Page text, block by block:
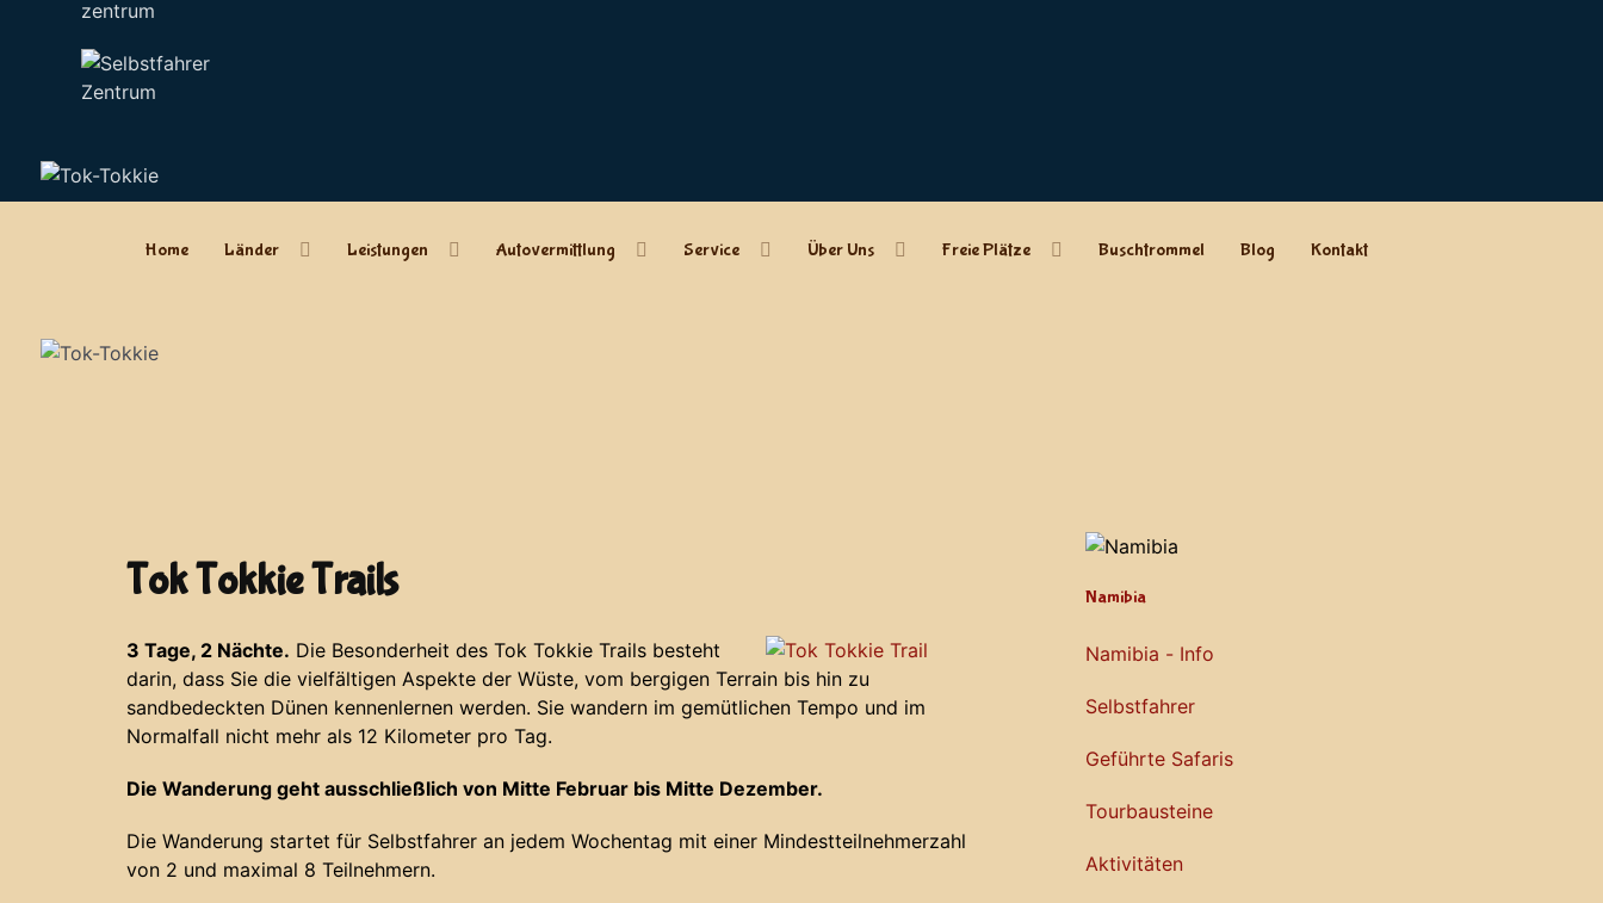
zentrum
Home Länder Leistungen Autovermittlung Service Über Uns Freie Plätze Buschtrommel Blog Kontakt
Tok Tokkie Trails
3 Tage, 2 Nächte. Die Besonderheit des Tok Tokkie Trails besteht
darin, dass Sie die vielfältigen Aspekte der Wüste, vom bergigen Terrain bis hin zu
sandbedeckten Dünen kennenlernen werden. Sie wandern im gemütlichen Tempo und im
Normalfall nicht mehr als 12 Kilometer pro Tag.
Die Wanderung geht ausschließlich von Mitte Februar bis Mitte Dezember.
Die Wanderung startet für Selbstfahrer an jedem Wochentag mit einer Mindestteilnehmerzahl
von 2 und maximal 8 Teilnehmern.
Namibia
Namibia - Info
Selbstfahrer
Geführte Safaris
Tourbausteine
Aktivitäten